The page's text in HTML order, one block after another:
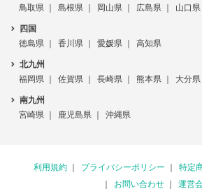
鳥取県
島根県 岡山県 広島県 山口県
四国
徳島県
香川県 愛媛県 高知県
北九州
福岡県
佐賀県 長崎県 熊本県 大分県
南九州
宮崎県
鹿児島県 沖縄県
利用規約 プライバシーポリシー
特定
お問い合わせ
運営